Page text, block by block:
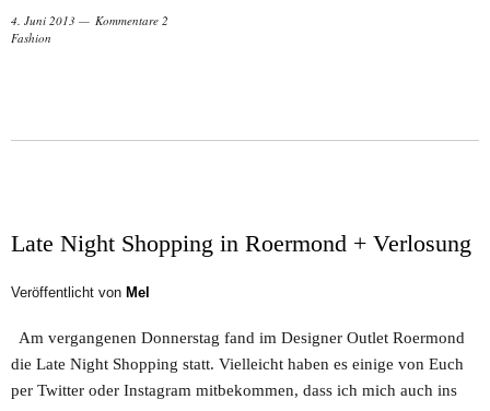
4. Juni 2013
Kommentare 2
Fashion
Late Night Shopping in Roermond + Verlosung
Veröffentlicht von Mel
Am vergangenen Donnerstag fand im Designer Outlet Roermond
die Late Night Shopping statt. Vielleicht haben es einige von Euch
per Twitter oder Instagram mitbekommen, dass ich mich auch ins